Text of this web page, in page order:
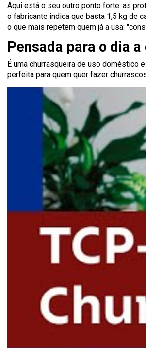
Aqui está o seu outro ponto forte: as
o fabricante indica que basta 1,5 kg de
o que mais repetem quem já a usa:
Pensada para o dia a
É uma churrasqueira de uso doméstico
perfeita para quem quer fazer